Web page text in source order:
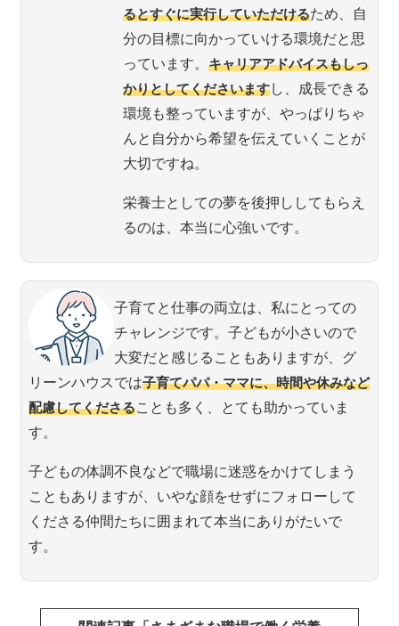
るとすぐに実行していただけるため、自
分の目標に向かっていける環境だと思
っています。キャリアアドバイスもしっ
かりとしてくださいますし、成長できる
環境も整っていますが、やっぱりちゃ
んと自分から希望を伝えていくことが
大切ですね。
栄養士としての夢を後押ししてもらえ
るのは、本当に心強いです。
子育てと仕事の両立は、私にとっての
チャレンジです。子どもが小さいので
大変だと感じることもありますが、グ
リーンハウスでは子育てパパ・ママに、時間や休みなど
配慮してくださることも多く、とても助かっていま
す。
子どもの体調不良などで職場に迷惑をかけてしまう
こともありますが、いやな顔をせずにフォローして
くださる仲間たちに囲まれて本当にありがたいで
す。